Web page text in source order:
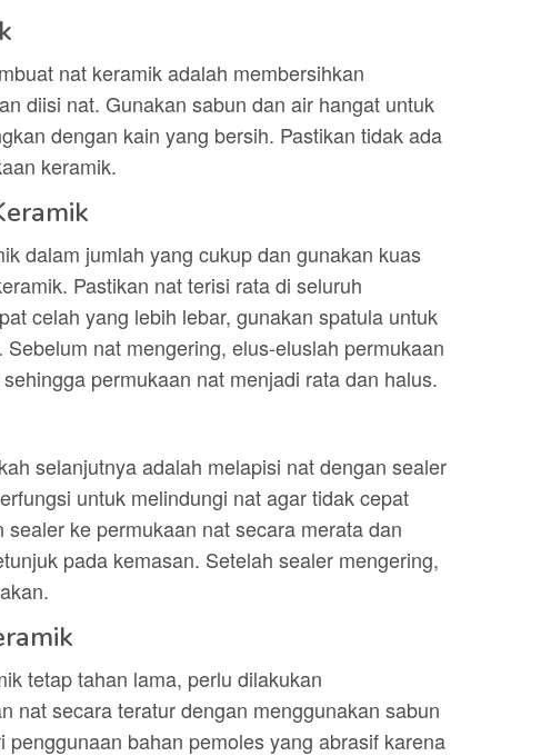
nat keramik adalah membersihkan
diisi nat. Gunakan sabun dan air hangat untuk
dengan kain yang bersih. Pastikan tidak ada
keramik.
dalam jumlah yang cukup dan gunakan kuas
Pastikan nat terisi rata di seluruh
celah yang lebih lebar, gunakan spatula untuk
nat mengering, elus-eluslah permukaan
permukaan nat menjadi rata dan halus.
selanjutnya adalah melapisi nat dengan sealer
untuk melindungi nat agar tidak cepat
ke permukaan nat secara merata dan
pada kemasan. Setelah sealer mengering,
tetap tahan lama, perlu dilakukan
nat secara teratur dengan menggunakan sabun
bahan pemoles yang abrasif karena